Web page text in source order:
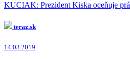
KUCIAK: Prezident Kiska oceňuje
teraz.sk
14.03.2019